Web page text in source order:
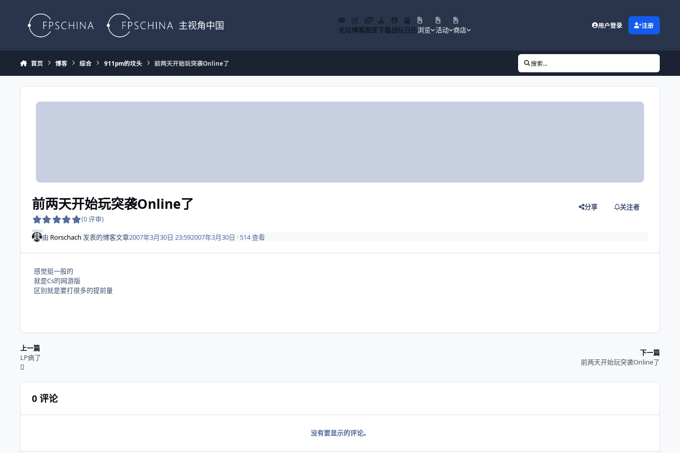
主视角中国 论坛博客图库下载战队 日历浏览 活动 商店
用户登录 注册
首页 博客 综合 911pm的坟头 前两天开始玩突袭Online了 搜索...
前两天开始玩突袭Online了
(0 评审)
分享 关注者
由 Rorschach 发表的博客文章2007年3月30日 23:592007年3月30日 · 514 查看
感觉挺一般的
就是Cs的网游版
区别就是要打很多的提前量
上一篇
LP病了
下一篇
前两天开始玩突袭Online了
0 评论
没有要显示的评论。